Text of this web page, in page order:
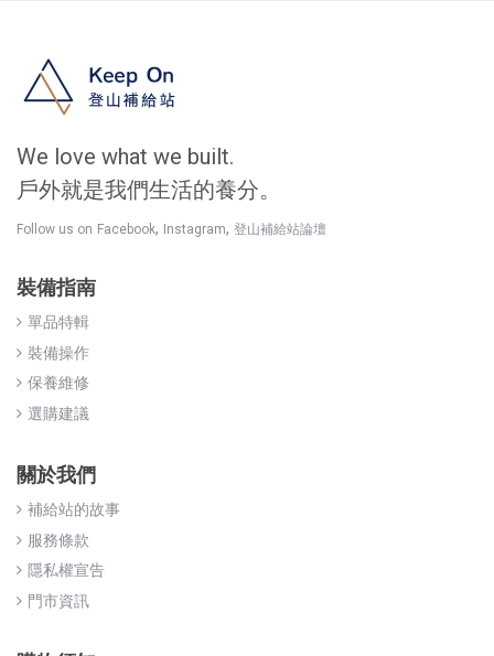
We love what we built.
戶外就是我們生活的養分。
Follow us on Facebook, Instagram, 登山補給站論壇
裝備指南
單品特輯
裝備操作
保養維修
選購建議
關於我們
補給站的故事
服務條款
隱私權宣告
門市資訊